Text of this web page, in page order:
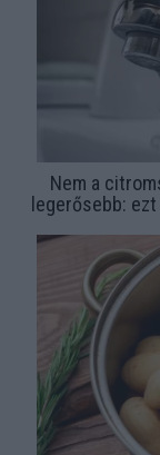
Nem a
legerősebb: